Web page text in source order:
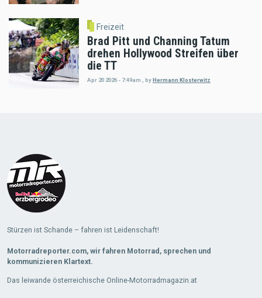
Freizeit
Brad Pitt und Channing Tatum
drehen Hollywood Streifen über
die TT
Apr 20 2026 - 7:49am byHermann Klosterwitz
Stürzen ist Schande – fahren ist Leidenschaft!
Motorradreporter.com, wir fahren Motorrad, sprechen und
kommunizieren Klartext.
Das leiwande österreichische Online-Motorradmagazin.at